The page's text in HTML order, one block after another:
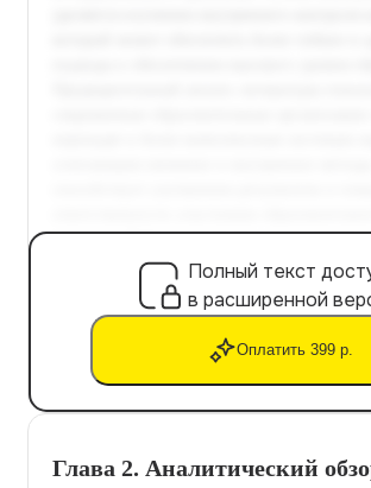
Полный текст
в расширенной
Оплатить 399 р.
Глава 2. Аналитический